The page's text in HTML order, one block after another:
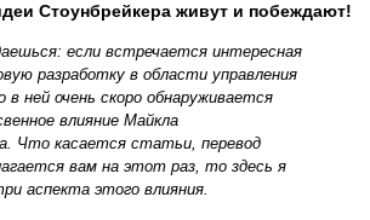
Стоунбрейкера живут и побеждают!
если встречается интересная
разработку в области управления
в ней очень скоро обнаруживается
влияние Майкла
Что касается статьи, перевод
вам на этот раз, то здесь я
аспекта этого влияния.